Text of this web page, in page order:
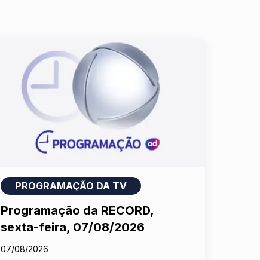
PROGRAMAÇÃO DA TV
Programação da RECORD,
sexta-feira, 07/08/2026
07/08/2026